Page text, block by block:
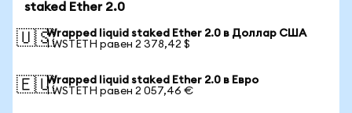
staked Ether 2.0
🇺🇸Wrapped liquid staked Ether 2.0 в Доллар США
1 WSTETH равен 2 378,42 $
🇪🇺Wrapped liquid staked Ether 2.0 в Евро
1 WSTETH равен 2 057,46 €